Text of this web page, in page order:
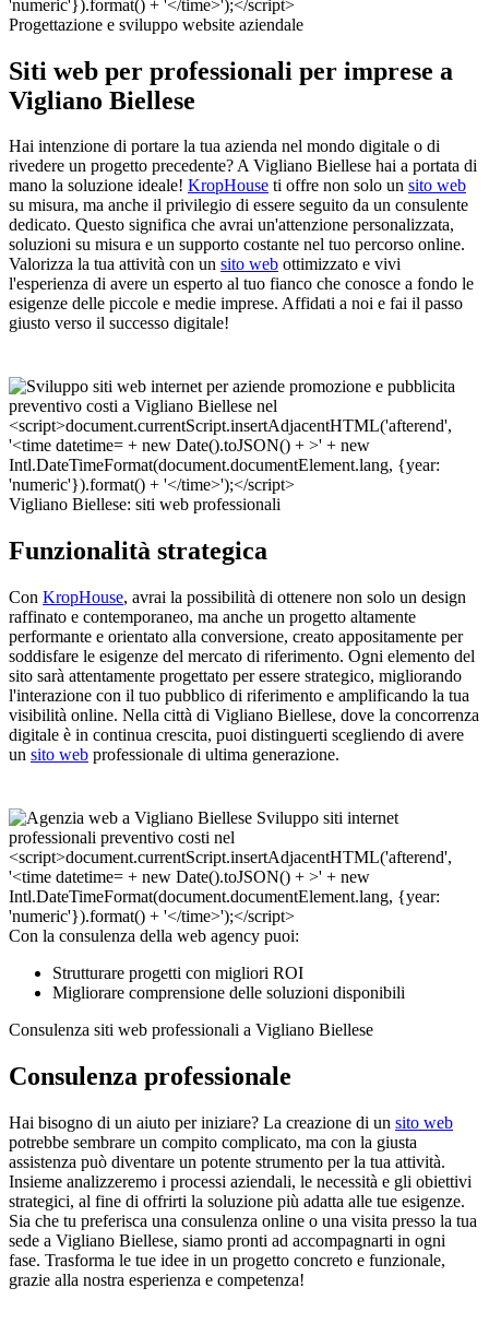
Progettazione e sviluppo website aziendale
Siti web per professionali per imprese a
Vigliano Biellese
Hai intenzione di portare la tua azienda nel mondo digitale o di
rivedere un progetto precedente? A Vigliano Biellese hai a portata di
mano la soluzione ideale! KropHouse ti offre non solo un sito web
su misura, ma anche il privilegio di essere seguito da un consulente
dedicato. Questo significa che avrai un'attenzione personalizzata,
soluzioni su misura e un supporto costante nel tuo percorso online.
Valorizza la tua attività con un sito web ottimizzato e vivi
l'esperienza di avere un esperto al tuo fianco che conosce a fondo le
esigenze delle piccole e medie imprese. Affidati a noi e fai il passo
giusto verso il successo digitale!
Vigliano Biellese: siti web professionali
Funzionalità strategica
Con KropHouse, avrai la possibilità di ottenere non solo un design
raffinato e contemporaneo, ma anche un progetto altamente
performante e orientato alla conversione, creato appositamente per
soddisfare le esigenze del mercato di riferimento. Ogni elemento del
sito sarà attentamente progettato per essere strategico, migliorando
l'interazione con il tuo pubblico di riferimento e amplificando la tua
visibilità online. Nella città di Vigliano Biellese, dove la concorrenza
digitale è in continua crescita, puoi distinguerti scegliendo di avere
un sito web professionale di ultima generazione.
Con la consulenza della web agency puoi:
Strutturare progetti con migliori ROI
Migliorare comprensione delle soluzioni disponibili
Consulenza siti web professionali a Vigliano Biellese
Consulenza professionale
Hai bisogno di un aiuto per iniziare? La creazione di un sito web
potrebbe sembrare un compito complicato, ma con la giusta
assistenza può diventare un potente strumento per la tua attività.
Insieme analizzeremo i processi aziendali, le necessità e gli obiettivi
strategici, al fine di offrirti la soluzione più adatta alle tue esigenze.
Sia che tu preferisca una consulenza online o una visita presso la tua
sede a Vigliano Biellese, siamo pronti ad accompagnarti in ogni
fase. Trasforma le tue idee in un progetto concreto e funzionale,
grazie alla nostra esperienza e competenza!